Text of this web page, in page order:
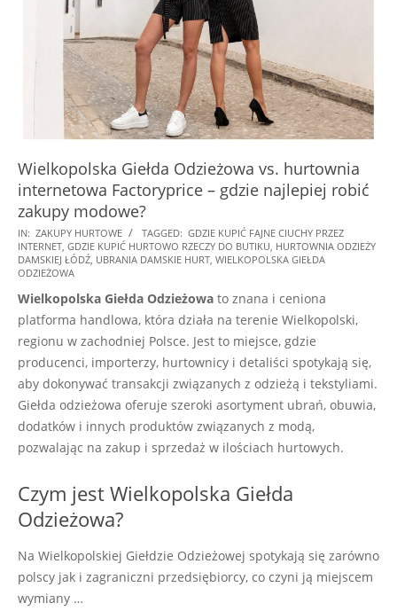
Wielkopolska Giełda Odzieżowa vs. hurtownia
internetowa Factoryprice – gdzie najlepiej robić
zakupy modowe?
2025-
08-
25
IN: ZAKUPY HURTOWE TAGGED: GDZIE KUPIĆ FAJNE CIUCHY PRZEZ
INTERNET GDZIE KUPIĆ HURTOWO RZECZY DO BUTIKU HURTOWNIA ODZIEŻY
DAMSKIEJ ŁÓDŹ UBRANIA DAMSKIE HURT WIELKOPOLSKA GIEŁDA
ODZIEŻOWA
Wielkopolska Giełda Odzieżowa to znana i ceniona
platforma handlowa, która działa na terenie Wielkopolski,
regionu w zachodniej Polsce. Jest to miejsce, gdzie
producenci, importerzy, hurtownicy i detaliści spotykają się,
aby dokonywać transakcji związanych z odzieżą i tekstyliami.
Giełda odzieżowa oferuje szeroki asortyment ubrań, obuwia,
dodatków i innych produktów związanych z modą,
pozwalając na zakup i sprzedaż w ilościach hurtowych.
Czym jest Wielkopolska Giełda
Odzieżowa?
Na Wielkopolskiej Giełdzie Odzieżowej spotykają się zarówno
polscy jak i zagraniczni przedsiębiorcy, co czyni ją miejscem
wymiany …